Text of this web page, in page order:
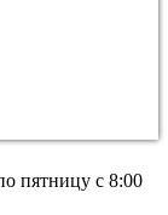
пятницу с 8:00